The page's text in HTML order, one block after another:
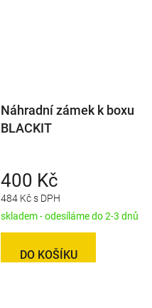
Náhradní zámek k boxu
BLACKIT
484 Kč s DPH
400 Kč
skladem - odesíláme do 2-3 dnů
DO KOŠÍKU